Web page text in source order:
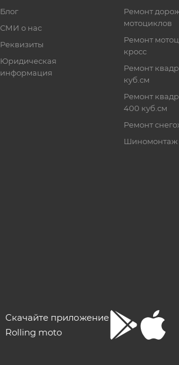
Блог
СМИ о нас
Реквизиты
Юридическая
информация
Ремонт
мотоциклов
Ремонт
кросс
Ремонт
куб.см
Ремонт
400 куб.см
Ремонт
Шиномонтаж
Скачайте приложение
Rolling moto